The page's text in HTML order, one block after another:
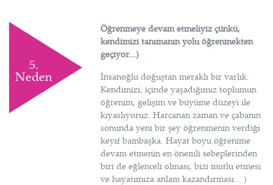
5.
Neden
Öğrenmeye devam etmeliyiz çünkü,
kendimizi tanımanın yolu öğrenmekten
geçiyor...)
İnsanoğlu doğuştan meraklı bir varlık.
Kendimizi, içinde yaşadığımız toplumun
öğrenim, gelişim ve büyüme düzeyi ile
kıyaslıyoruz. Harcanan zaman ve çabanın
sonunda yeni bir şey öğrenmenin verdiği
keyif bambaşka. Hayat boyu öğrenime
devam etmenin en önemli sebeplerinden
biri de eğlenceli olması, bizi mutlu etmesi
ve hayatımıza anlam kazandırması... )